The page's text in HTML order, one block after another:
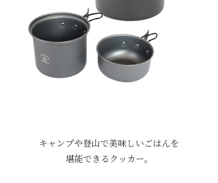
キャンプや登山で美味しいごはんを
堪能できるクッカー。